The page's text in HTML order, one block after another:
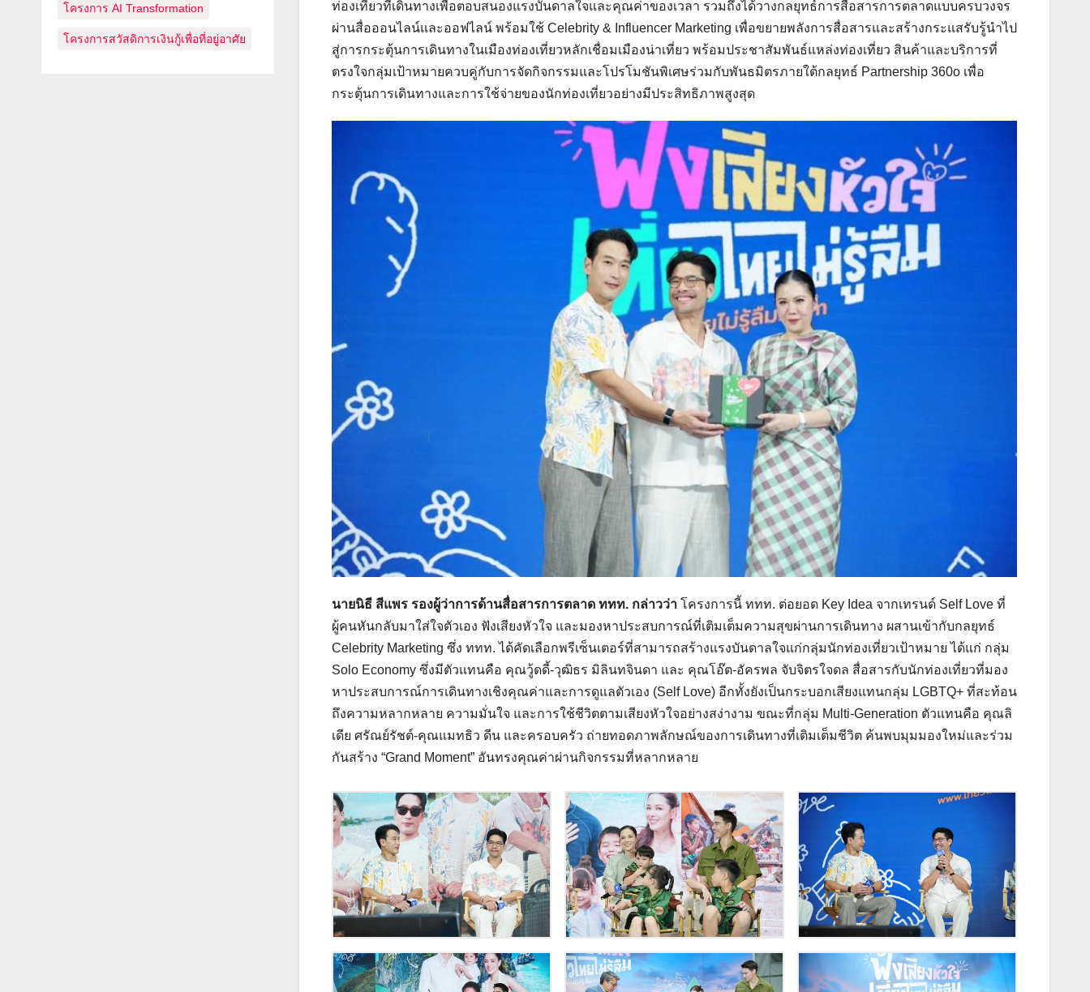
โครงการ AI Transformation
โครงการสวัสดิการเงินกู้เพื่อที่อยู่อาศัย
ท่องเที่ยวที่เดินทางเพื่อตอบสนองแรงบันดาลใจและคุณค่าของเวลา รวมถึงได้วางกลยุทธ์การสื่อสารการตลาดแบบครบวงจร
ผ่านสื่อออนไลน์และออฟไลน์ พร้อมใช้ Celebrity & Influencer Marketing เพื่อขยายพลังการสื่อสารและสร้างกระแสรับรู้นำไป
สู่การกระตุ้นการเดินทางในเมืองท่องเที่ยวหลักเชื่อมเมืองน่าเที่ยว พร้อมประชาสัมพันธ์แหล่งท่องเที่ยว สินค้าและบริการที่
ตรงใจกลุ่มเป้าหมายควบคู่กับการจัดกิจกรรมและโปรโมชันพิเศษร่วมกับพันธมิตรภายใต้กลยุทธ์ Partnership 360o เพื่อ
กระตุ้นการเดินทางและการใช้จ่ายของนักท่องเที่ยวอย่างมีประสิทธิภาพสูงสุด
นายนิธี สีแพร รองผู้ว่าการด้านสื่อสารการตลาด ททท. กล่าวว่าโครงการนี้ ททท. ต่อยอด Key Idea จากเทรนด์ Self Love ที่
ผู้คนหันกลับมาใส่ใจตัวเอง ฟังเสียงหัวใจ และมองหาประสบการณ์ที่เติมเต็มความสุขผ่านการเดินทาง ผสานเข้ากับกลยุทธ์
Celebrity Marketing ซึ่ง ททท. ได้คัดเลือกพรีเซ็นเตอร์ที่สามารถสร้างแรงบันดาลใจแก่กลุ่มนักท่องเที่ยวเป้าหมาย ได้แก่ กลุ่ม
Solo Economy ซึ่งมีตัวแทนคือ คุณวู้ดดี้-วุฒิธร มิลินทจินดา และ คุณโอ๊ต-อัครพล จับจิตรใจดล สื่อสารกับนักท่องเที่ยวที่มอง
หาประสบการณ์การเดินทางเชิงคุณค่าและการดูแลตัวเอง (Self Love) อีกทั้งยังเป็นกระบอกเสียงแทนกลุ่ม LGBTQ+ ที่สะท้อน
ถึงความหลากหลาย ความมั่นใจ และการใช้ชีวิตตามเสียงหัวใจอย่างสง่างาม ขณะที่กลุ่ม Multi-Generation ตัวแทนคือ คุณลิ
เดีย ศรัณย์รัชต์-คุณแมทธิว ดีน และครอบครัว ถ่ายทอดภาพลักษณ์ของการเดินทางที่เติมเต็มชีวิต ค้นพบมุมมองใหม่และร่วม
กันสร้าง “Grand Moment” อันทรงคุณค่าผ่านกิจกรรมที่หลากหลาย